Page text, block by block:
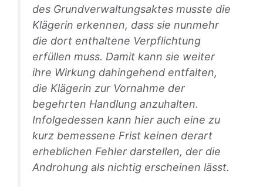
des Grundverwaltungsaktes musste die
Klägerin erkennen, dass sie nunmehr
die dort enthaltene Verpflichtung
erfüllen muss. Damit kann sie weiter
ihre Wirkung dahingehend entfalten,
die Klägerin zur Vornahme der
begehrten Handlung anzuhalten.
Infolgedessen kann hier auch eine zu
kurz bemessene Frist keinen derart
erheblichen Fehler darstellen, der die
Androhung als nichtig erscheinen lässt.